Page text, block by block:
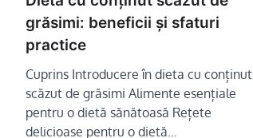
grăsimi: beneficii și sfaturi
practice
Cuprins Introducere în dieta cu conținut
scăzut de grăsimi Alimente esențiale
pentru o dietă sănătoasă Rețete
delicioase pentru o dietă…